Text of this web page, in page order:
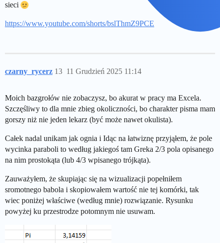
sieci
https://www.youtube.com/shorts/bslThmZ9PCE
czarny_rycerz 11 Grudzień 2025 11:14
13
Moich bazgrołów nie zobaczysz, bo akurat w pracy ma Excela.
Szczęśliwy to dla mnie zbieg okoliczności, bo charakter pisma mam
gorszy niż nie jeden lekarz (być może nawet okulista).
Całek nadal unikam jak ognia i Idąc na łatwiznę przyjąłem, że pole
wycinka paraboli to według jakiegoś tam Greka 2/3 pola opisanego
na nim prostokąta (lub 4/3 wpisanego trójkąta).
Zauważyłem, że skupiając się na wizualizacji popełniłem
sromotnego babola i skopiowałem wartość nie tej komórki, tak
wiec poniżej właściwe (według mnie) rozwiązanie. Rysunku
powyżej ku przestrodze potomnym nie usuwam.